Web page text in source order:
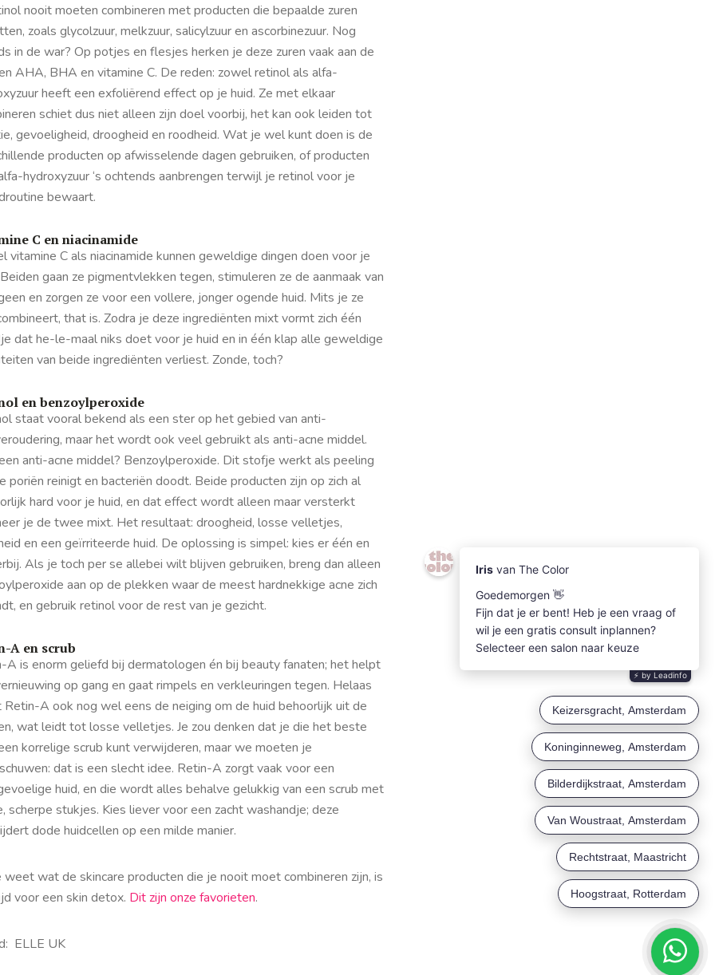
nooit moeten combineren met producten die bepaalde zuren
zoals glycolzuur, melkzuur, salicylzuur en ascorbinezuur. Nog
in de war? Op potjes en flesjes herken je deze zuren vaak aan de
AHA, BHA en vitamine C. De reden: zowel retinol als alfa-
heeft een exfoliërend effect op je huid. Ze met elkaar
schiet dus niet alleen zijn doel voorbij, het kan ook leiden tot
gevoeligheid, droogheid en roodheid. Wat je wel kunt doen is de
producten op afwisselende dagen gebruiken, of producten
hydroxyzuur ‘s ochtends aanbrengen terwijl je retinol voor je
bewaart.
C en niacinamide
vitamine C als niacinamide kunnen geweldige dingen doen voor je
gaan ze pigmentvlekken tegen, stimuleren ze de aanmaak van
en zorgen ze voor een vollere, jonger ogende huid. Mits je ze
that is. Zodra je deze ingrediënten mixt vormt zich één
dat he-le-maal niks doet voor je huid en in één klap alle geweldige
van beide ingrediënten verliest. Zonde, toch?
en benzoylperoxide
staat vooral bekend als een ster op het gebied van anti-
maar het wordt ook veel gebruikt als anti-acne middel.
anti-acne middel? Benzoylperoxide. Dit stofje werkt als peeling
poriën reinigt en bacteriën doodt. Beide producten zijn op zich al
hard voor je huid, en dat effect wordt alleen maar versterkt
je de twee mixt. Het resultaat: droogheid, losse velletjes,
en een geïrriteerde huid. De oplossing is simpel: kies er één en
Als je toch per se allebei wilt blijven gebruiken, breng dan alleen
aan op de plekken waar de meest hardnekkige acne zich
en gebruik retinol voor de rest van je gezicht.
A en scrub
A is enorm geliefd bij dermatologen én bij beauty fanaten; het helpt
op gang en gaat rimpels en verkleuringen tegen. Helaas
Retin-A ook nog wel eens de neiging om de huid behoorlijk uit de
wat leidt tot losse velletjes. Je zou denken dat je die het beste
korrelige scrub kunt verwijderen, maar we moeten je
dat is een slecht idee. Retin-A zorgt vaak voor een
huid, en die wordt alles behalve gelukkig van een scrub met
scherpe stukjes. Kies liever voor een zacht washandje; deze
dode huidcellen op een milde manier.
weet wat de skincare producten die je nooit moet combineren zijn, is
voor een skin detox. Dit zijn onze favorieten.
ELLE UK